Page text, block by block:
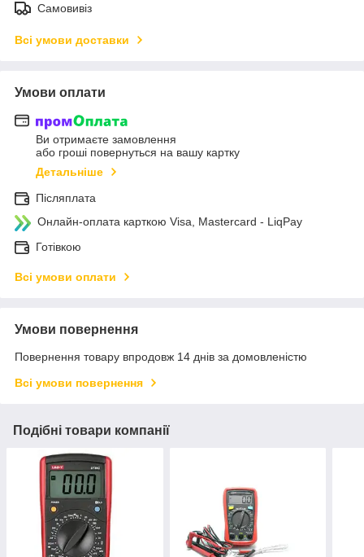
Самовивіз
Всі умови доставки
Умови оплати
Ви отримаєте замовлення
або гроші повернуться на вашу картку
Детальніше
Післяплата
Онлайн-оплата карткою Visa, Mastercard - LiqPay
Готівкою
Всі умови оплати
Умови повернення
Повернення товару впродовж 14 днів за домовленістю
Всі умови повернення
Подібні товари компанії